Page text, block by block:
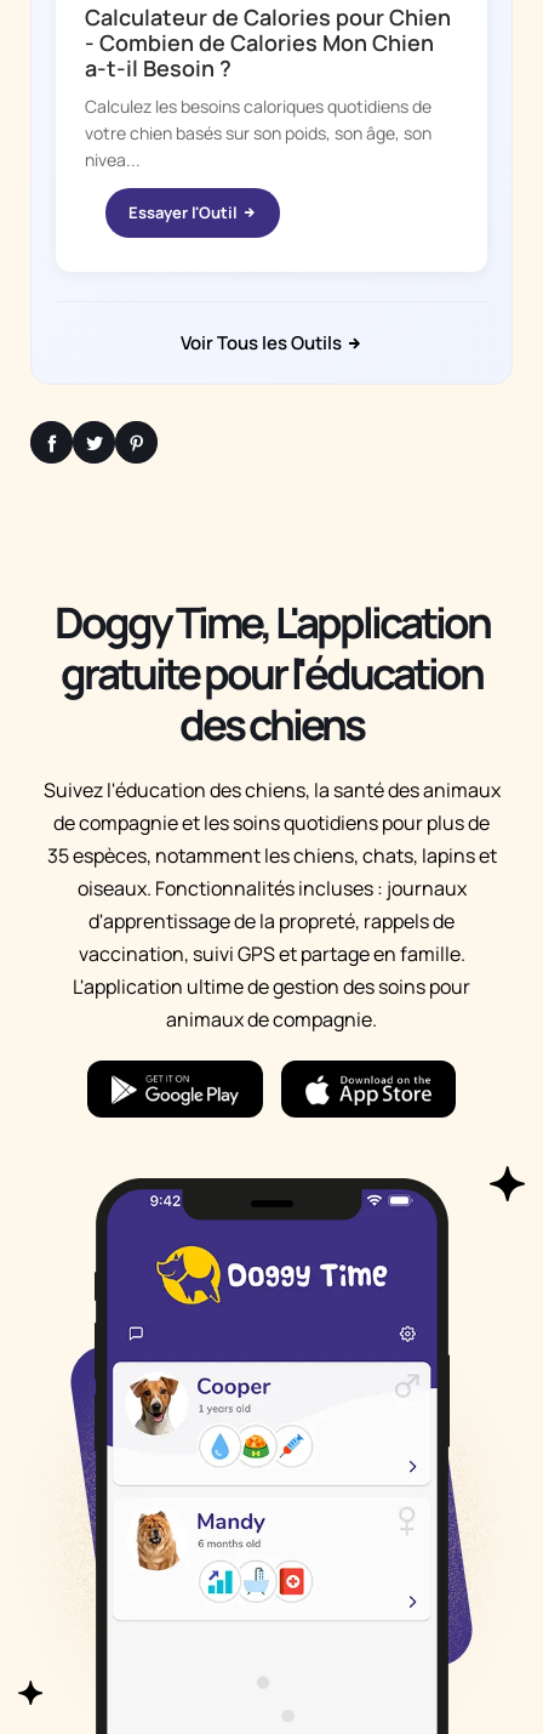
Calculateur de Calories pour Chien
- Combien de Calories Mon Chien
a-t-il Besoin ?
Calculez les besoins caloriques quotidiens de
votre chien basés sur son poids, son âge, son
nivea...
Essayer l'Outil
Voir Tous les Outils
Doggy Time, L'application
gratuite pour l'éducation
des chiens
Suivez l'éducation des chiens, la santé des animaux
de compagnie et les soins quotidiens pour plus de
35 espèces, notamment les chiens, chats, lapins et
oiseaux. Fonctionnalités incluses : journaux
d'apprentissage de la propreté, rappels de
vaccination, suivi GPS et partage en famille.
L'application ultime de gestion des soins pour
animaux de compagnie.